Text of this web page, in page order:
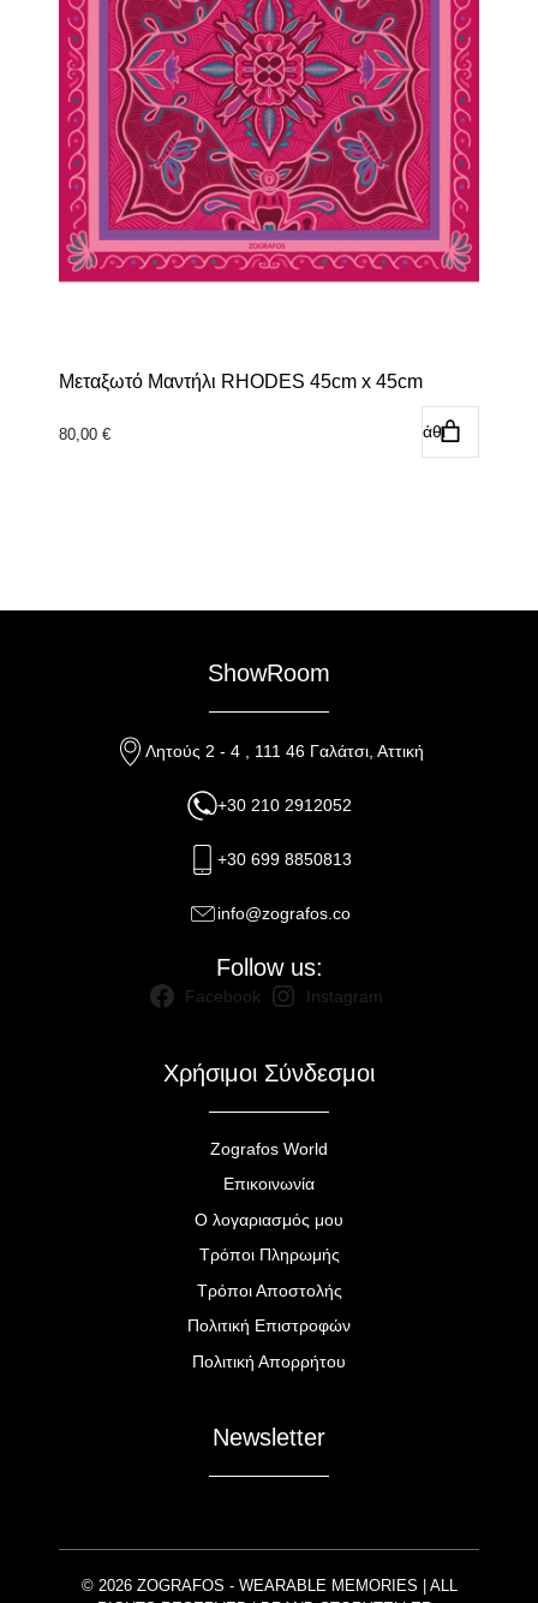
Μεταξωτό Μαντήλι RHODES 45cm x 45cm
80,00 € Προσθήκη στο καλάθι
ShowRoom
Λητούς 2 - 4 , 111 46 Γαλάτσι, Αττική
+30 210 2912052
+30 699 8850813
info@zografos.co
Follow us:
Facebook Instagram
Χρήσιμοι Σύνδεσμοι
Zografos World
Επικοινωνία
Ο λογαριασμός μου
Τρόποι Πληρωμής
Τρόποι Αποστολής
Πολιτική Επιστροφών
Πολιτική Απορρήτου
Newsletter
© 2026 ZOGRAFOS - WEARABLE MEMORIES | ALL